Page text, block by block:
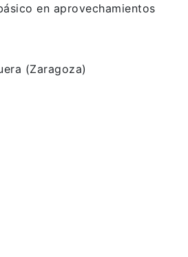
en aprovechamientos
(Zaragoza)